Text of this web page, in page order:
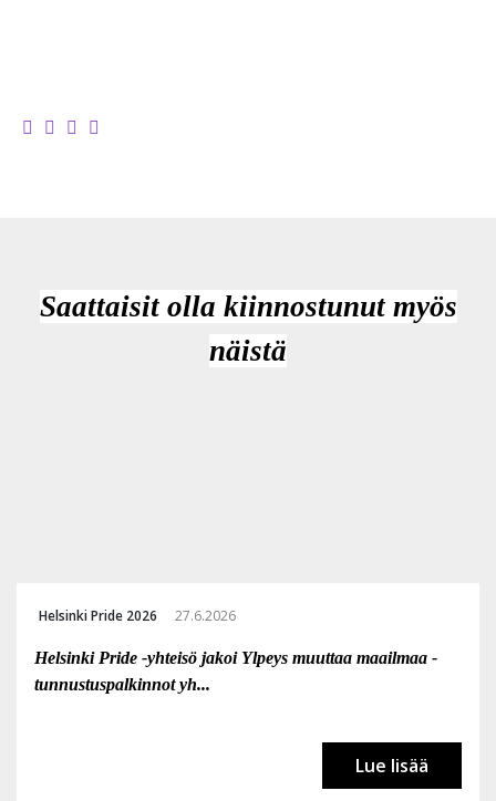
Saattaisit olla kiinnostunut myös
näistä
Helsinki Pride 2026 27.6.2026
Helsinki Pride -yhteisö jakoi Ylpeys muuttaa maailmaa -
tunnustuspalkinnot yh...
Lue lisää